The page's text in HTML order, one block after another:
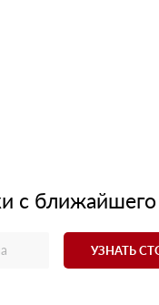
с ближайшего
УЗНАТЬ